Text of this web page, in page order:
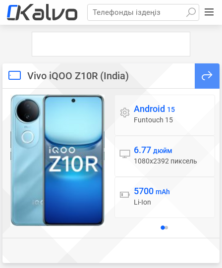
Телефонды іздеңіз
Vivo iQOO Z10R (India)
Операциялық жүйе
Android 15
Funtouch 15
Дисплей
6.77 дюйм
1080x2392 пиксель
Батарея
5700 mAh
Li-Ion